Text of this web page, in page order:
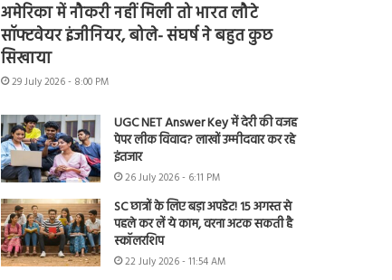
अमेरिका में नौकरी नहीं मिली तो भारत लौटे
सॉफ्टवेयर इंजीनियर, बोले- संघर्ष ने बहुत कुछ
सिखाया
29 July 2026 - 8:00 PM
UGC NET Answer Key में देरी की वजह
पेपर लीक विवाद? लाखों उम्मीदवार कर रहे
इंतजार
26 July 2026 - 6:11 PM
SC छात्रों के लिए बड़ा अपडेट! 15 अगस्त से
पहले कर लें ये काम, वरना अटक सकती है
स्कॉलरशिप
22 July 2026 - 11:54 AM